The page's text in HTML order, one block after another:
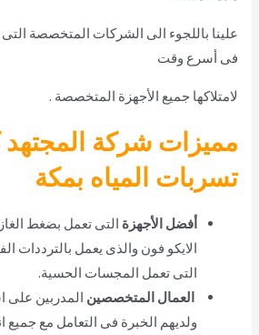
علينا باللجوء الى الشركات المتخصصة
فى أسرع وقت
لامتلاكها جميع الأجهزة المتخصصة .
مميزات شركة
تسربات المياه بمكة
أفضل الأجهزة التى تعمل بضغط
الايكو فون والذى يعمل بالترددات
التى تعمل المجسات الحسية.
العمال المتخصصين المدربين على
ولديهم الخبرة فى التعامل مع جميع